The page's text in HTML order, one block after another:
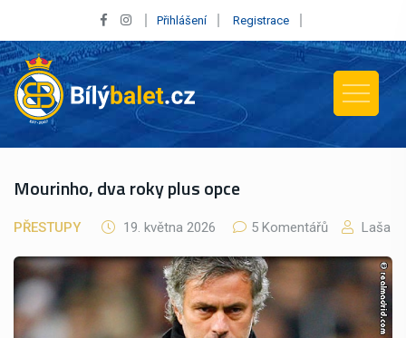
Přihlášení Registrace
Mourinho, dva roky plus opce
PŘESTUPY 19. května 2026 5 Komentářů Laša